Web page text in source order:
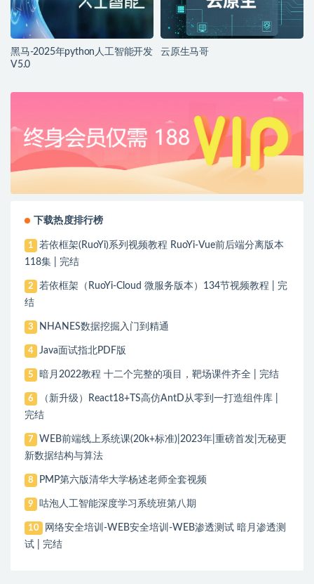
黑马-2025年python人工智能开发
V5.0
云原生马哥
下载热度排行榜
1
若依框架(RuoYi)系列视频教程 RuoYi-Vue前后端分离版本
118集 | 完结
2
若依框架（RuoYi-Cloud 微服务版本）134节视频教程 | 完
结
3 NHANES数据挖掘入门到精通
4 Java面试指北PDF版
5 暗月2022教程 十二个完整的项目，靶场课件齐全 | 完结
6
（新升级）React18+TS高仿AntD从零到一打造组件库 |
完结
7
WEB前端线上系统课(20k+标准)|2023年|重磅首发|无秘更
新数据结构与算法
8 PMP第六版清华大学杨述老师全套视频
9 咕泡人工智能深度学习系统班第八期
10
网络安全培训-WEB安全培训-WEB渗透测试 暗月渗透测
试 | 完结